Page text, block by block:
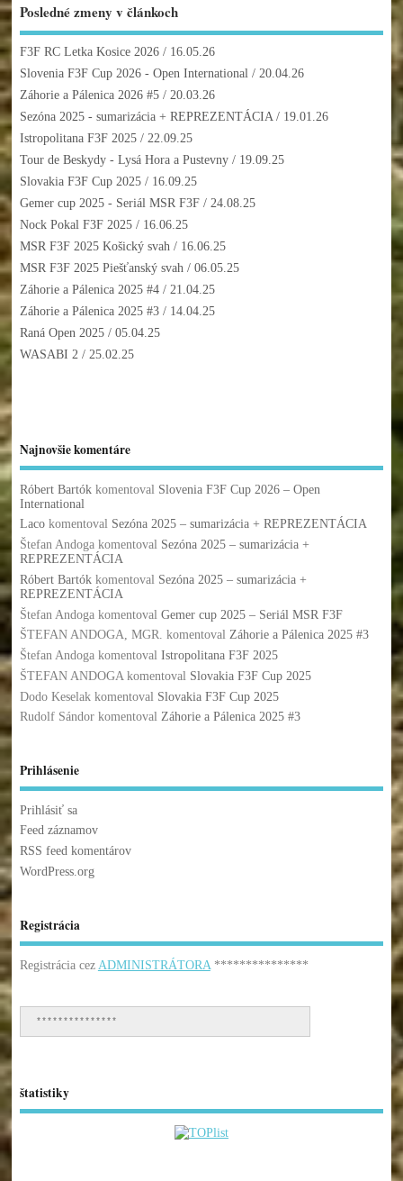
Posledné zmeny v článkoch
F3F RC Letka Kosice 2026/ 16.05.26
Slovenia F3F Cup 2026 - Open International/ 20.04.26
Záhorie a Pálenica 2026 #5/ 20.03.26
Sezóna 2025 - sumarizácia + REPREZENTÁCIA/ 19.01.26
Istropolitana F3F 2025/ 22.09.25
Tour de Beskydy - Lysá Hora a Pustevny/ 19.09.25
Slovakia F3F Cup 2025/ 16.09.25
Gemer cup 2025 - Seriál MSR F3F/ 24.08.25
Nock Pokal F3F 2025/ 16.06.25
MSR F3F 2025 Košický svah/ 16.06.25
MSR F3F 2025 Piešťanský svah/ 06.05.25
Záhorie a Pálenica 2025 #4/ 21.04.25
Záhorie a Pálenica 2025 #3/ 14.04.25
Raná Open 2025/ 05.04.25
WASABI 2/ 25.02.25
Najnovšie komentáre
Róbert Bartókkomentoval Slovenia F3F Cup 2026 – Open
International
Lacokomentoval Sezóna 2025 – sumarizácia + REPREZENTÁCIA
Štefan Andogakomentoval Sezóna 2025 – sumarizácia +
REPREZENTÁCIA
Róbert Bartókkomentoval Sezóna 2025 – sumarizácia +
REPREZENTÁCIA
Štefan Andogakomentoval Gemer cup 2025 – Seriál MSR F3F
ŠTEFAN ANDOGA, MGR. komentoval Záhorie a Pálenica 2025 #3
Štefan Andogakomentoval Istropolitana F3F 2025
ŠTEFAN ANDOGAkomentoval Slovakia F3F Cup 2025
Dodo Keselakkomentoval Slovakia F3F Cup 2025
Rudolf Sándorkomentoval Záhorie a Pálenica 2025 #3
Prihlásenie
Prihlásiť sa
Feed záznamov
RSS feed komentárov
WordPress.org
Registrácia
Registrácia cez ADMINISTRÁTORA***************
***************
štatistiky